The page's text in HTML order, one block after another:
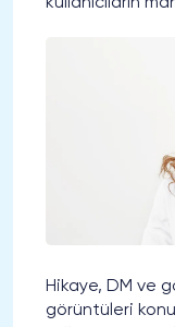
kullanıcıların
Hikaye, DM ve
görüntüleri